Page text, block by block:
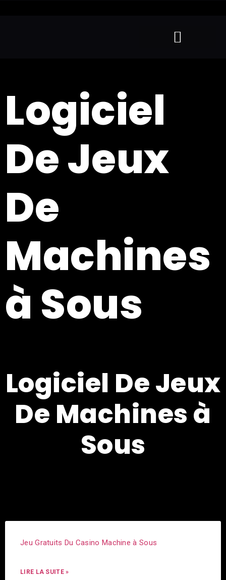
Logiciel
De Jeux
De
Machines
à Sous
Logiciel De Jeux
De Machines à
Sous
Jeu Gratuits Du Casino Machine à Sous
LIRE LA SUITE »